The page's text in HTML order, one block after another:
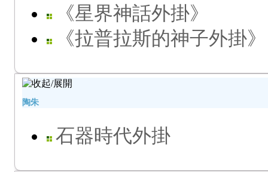
《星界神話外掛》
《拉普拉斯的神子外掛》
陶朱
石器時代外掛